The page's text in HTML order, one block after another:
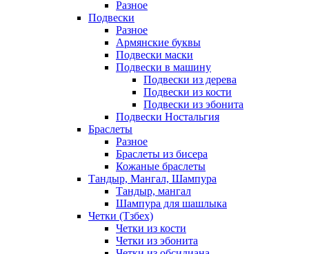
Разное
Подвески
Разное
Армянские буквы
Подвески маски
Подвески в машину
Подвески из дерева
Подвески из кости
Подвески из эбонита
Подвески Ностальгия
Браслеты
Разное
Браслеты из бисера
Кожаные браслеты
Тандыр, Мангал, Шампура
Тандыр, мангал
Шампура для шашлыка
Четки (Тзбех)
Четки из кости
Четки из эбонита